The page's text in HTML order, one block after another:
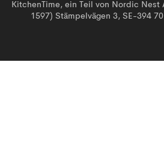
KitchenTime, ein Teil von Nordic Nest
1597) Stämpelvägen 3, SE-394